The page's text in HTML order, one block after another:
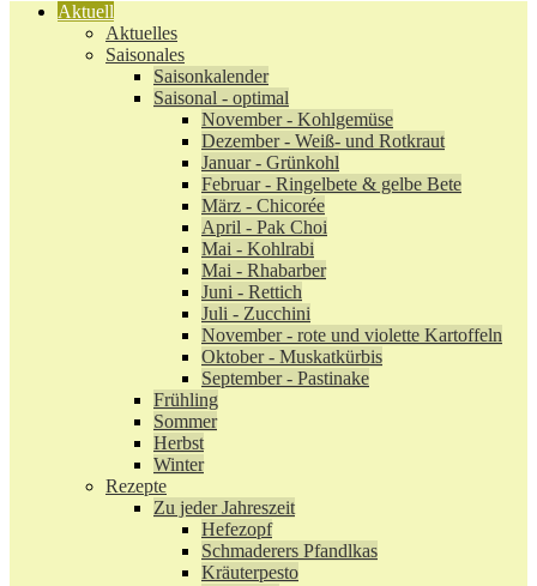
Aktuell
Aktuelles
Saisonales
Saisonkalender
Saisonal - optimal
November - Kohlgemüse
Dezember - Weiß- und Rotkraut
Januar - Grünkohl
Februar - Ringelbete & gelbe Bete
März - Chicorée
April - Pak Choi
Mai - Kohlrabi
Mai - Rhabarber
Juni - Rettich
Juli - Zucchini
November - rote und violette Kartoffeln
Oktober - Muskatkürbis
September - Pastinake
Frühling
Sommer
Herbst
Winter
Rezepte
Zu jeder Jahreszeit
Hefezopf
Schmaderers Pfandlkas
Kräuterpesto